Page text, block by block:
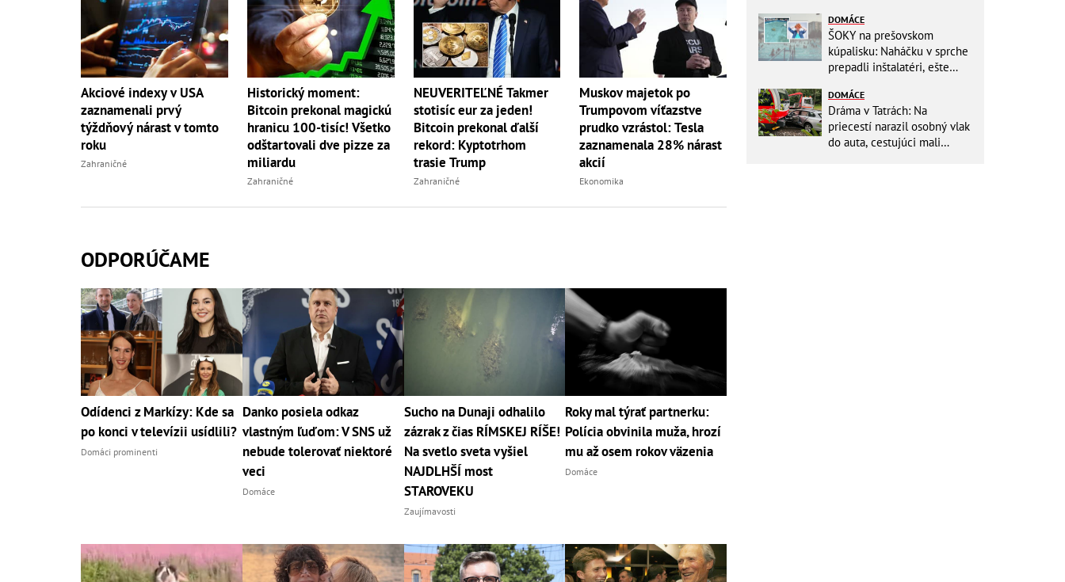
Akciové indexy v USA
zaznamenali prvý
týždňový nárast v tomto
roku
Zahraničné
Historický moment:
Bitcoin prekonal magickú
hranicu 100-tisíc! Všetko
odštartovali dve pizze za
miliardu
Zahraničné
NEUVERITEĽNÉ Takmer
stotisíc eur za jeden!
Bitcoin prekonal ďalší
rekord: Kyptotrhom
trasie Trump
Zahraničné
Muskov majetok po
Trumpovom víťazstve
prudko vzrástol: Tesla
zaznamenala 28% nárast
akcií
Ekonomika
ODPORÚČAME
Odídenci z Markízy: Kde sa
po konci v televízii usídlili?
Domáci prominenti
Danko posiela odkaz
vlastným ľuďom: V SNS už
nebude tolerovať niektoré
veci
Domáce
Sucho na Dunaji odhalilo
zázrak z čias RÍMSKEJ RÍŠE!
Na svetlo sveta vyšiel
NAJDLHŠÍ most
STAROVEKU
Zaujímavosti
Roky mal týrať partnerku:
Polícia obvinila muža, hrozí
mu až osem rokov väzenia
Domáce
priznal
DOMÁCE
ŠOKY na prešovskom
kúpalisku: Naháčku v sprche
prepadli inštalatéri, ešte
BAZÉNE
DOMÁCE
Dráma v Tatrách: Na
priecestí narazil osobný vlak
do auta, cestujúci mali